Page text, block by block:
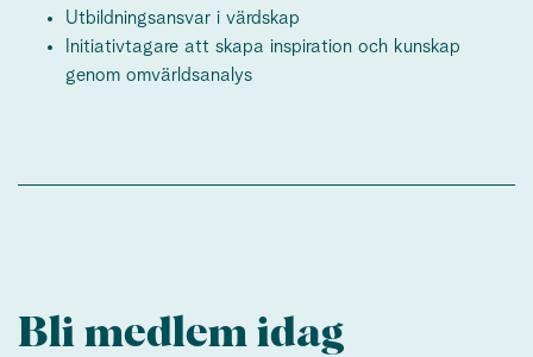
Utbildningsansvar i värdskap
Initiativtagare att skapa inspiration och kunskap
genom omvärldsanalys
Bli medlem idag